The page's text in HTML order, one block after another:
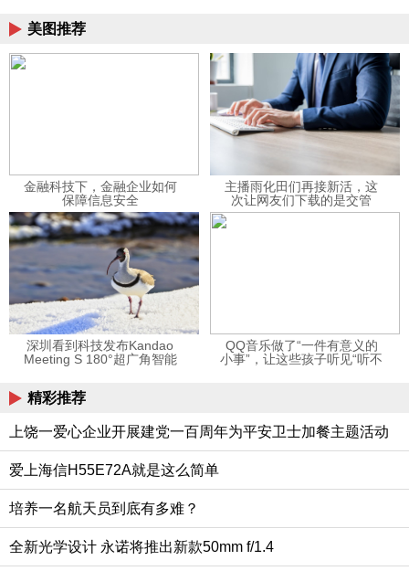
美图推荐
金融科技下，金融企业如何
保障信息安全
主播雨化田们再接新活，这
次让网友们下载的是交管
12123APP
深圳看到科技发布Kandao
Meeting S 180°超广角智能
QQ音乐做了“一件有意义的
小事”，让这些孩子听见“听不
精彩推荐
上饶一爱心企业开展建党一百周年为平安卫士加餐主题活动
爱上海信H55E72A就是这么简单
培养一名航天员到底有多难？
全新光学设计 永诺将推出新款50mm f/1.4